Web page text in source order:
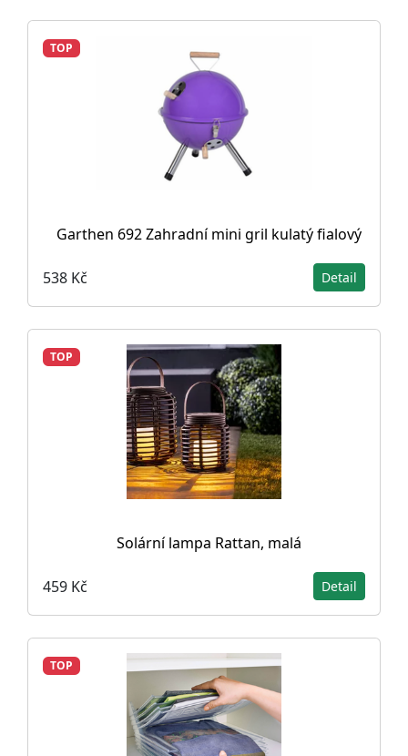
TOP
Garthen 692 Zahradní mini gril kulatý fialový
538 Kč Detail
TOP
Solární lampa Rattan, malá
459 Kč Detail
TOP